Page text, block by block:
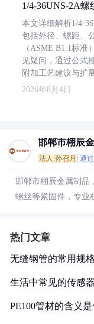
1/4-36UNS-2A螺
本文详细解析1/4-
包括外径、螺距、
（ASME B1.1标准
见疑问，通过公式
附加工艺建议与扩
2026年8月4日
邯郸市栩辰
法人:孙召月 通
邯郸市栩辰金属制品
螺丝等紧固件，专业
热门文章
无缝钢管的常用规
生活中常见的传感
PE100管材的含义是